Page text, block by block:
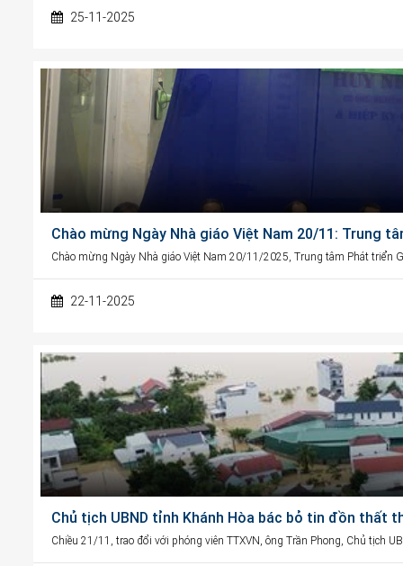
25-11-2025
Chào mừng Ngày Nhà giáo Việt Nam 20/11: Trung
Chào mừng Ngày Nhà giáo Việt Nam 20/11/2025, Trung tâm Phát triển
22-11-2025
Chủ tịch UBND tỉnh Khánh Hòa bác bỏ tin đồn thất
Chiều 21/11, trao đổi với phóng viên TTXVN, ông Trần Phong, Chủ tịch